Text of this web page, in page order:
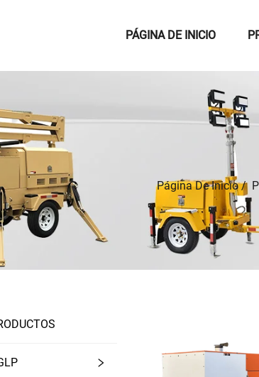
PÁGINA DE INICIO
Página De Inicio/